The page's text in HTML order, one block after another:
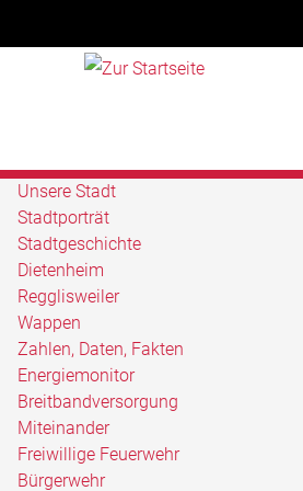
Unsere Stadt
Stadtporträt
Stadtgeschichte
Dietenheim
Regglisweiler
Wappen
Zahlen, Daten, Fakten
Energiemonitor
Breitbandversorgung
Miteinander
Freiwillige Feuerwehr
Bürgerwehr